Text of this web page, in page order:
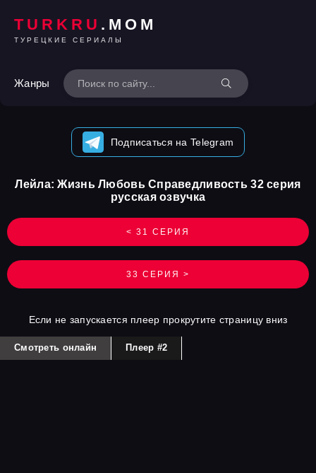
TURKRU .MOM
ТУРЕЦКИЕ СЕРИАЛЫ
Жанры
Подписаться на Telegram
< 31 СЕРИЯ
Лейла: Жизнь Любовь Справедливость 32 серия
русская озвучка
33 СЕРИЯ >
Если не запускается плеер прокрутите страницу вниз
Смотреть онлайн Плеер #2